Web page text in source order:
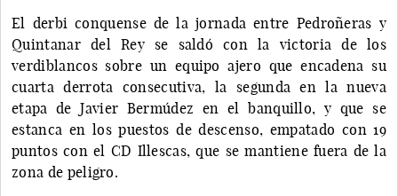
El derbi conquense de la jornada entre Pedroñeras y
Quintanar del Rey se saldó con la victoria de los
verdiblancos sobre un equipo ajero que encadena su
cuarta derrota consecutiva, la segunda en la nueva
etapa de Javier Bermúdez en el banquillo, y que se
estanca en los puestos de descenso, empatado con 19
puntos con el CD Illescas, que se mantiene fuera de la
zona de peligro.